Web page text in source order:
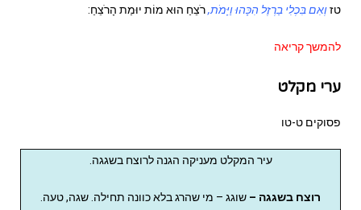
טזוְאִם בִּכְלִי בַרְזֶל הִכָּהוּ וַיָּמֹת,רֹצֵחַ הוּא מוֹת יוּמַת הָרֹצֵחַ:
להמשך קריאה
ערי מקלט
פסוקים ט-טו
עיר המקלט מעניקה הגנה לרוצח בשגגה.
רוצח בשגגה – שוגג – מי שהרג בלא כוונה תחילה. שגה, טעה.